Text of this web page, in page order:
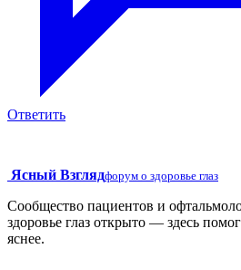
Ответить
Ясный Взглядфорум о здоровье глаз
Сообщество пациентов и
здоровье глаз открыто — здесь
яснее.